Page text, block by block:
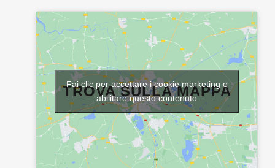
TROVA SULLA MAPPA
Fai clic per accettare i cookie marketing e
abilitare questo contenuto